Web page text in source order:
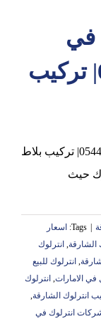
في
الشارقة |0544026642| تركيب
شركة تركيب انترلوك في الشارقة |0544026642| تركيب بلاط
حيث
Tags:
اسعار
الشارقة, انترلوك
, انترلوك للبيع
في الامارات, انترلوك
انترلوك الشارقة,
انترلوك في